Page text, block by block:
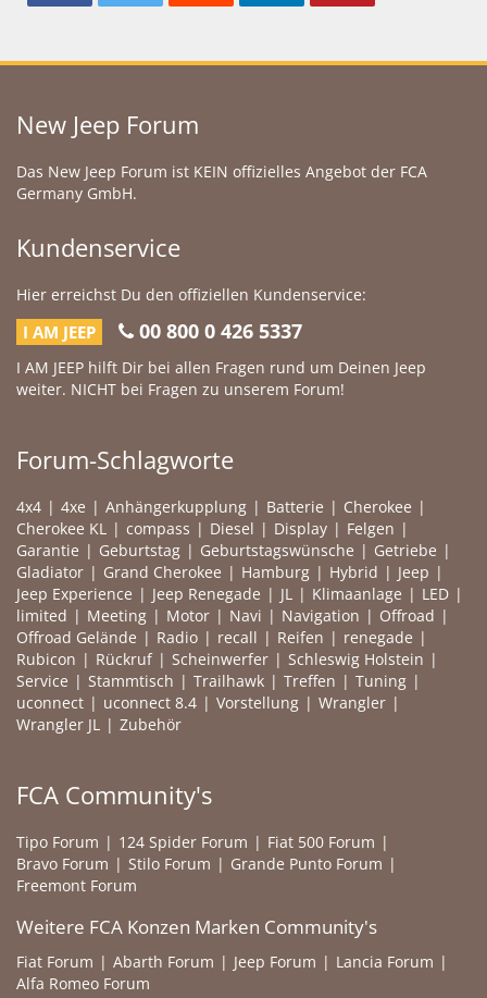
New Jeep Forum
Das New Jeep Forum ist KEIN offizielles Angebot der FCA
Germany GmbH.
Kundenservice
Hier erreichst Du den offiziellen Kundenservice:
I AM JEEP 00 800 0 426 5337
I AM JEEP hilft Dir bei allen Fragen rund um Deinen Jeep
weiter. NICHT bei Fragen zu unserem Forum!
Forum-Schlagworte
4x4 4xe Anhängerkupplung Batterie
Cherokee
Cherokee KL
compass Diesel Display
Felgen
Garantie
Geburtstag Geburtstagswünsche
Getriebe
Gladiator
Grand Cherokee Hamburg Hybrid
Jeep
Jeep Experience
Jeep Renegade JL Klimaanlage
LED
limited
Meeting Motor Navi Navigation
Offroad
Offroad Gelände
Radio recall Reifen
renegade
Rubicon
Rückruf Scheinwerfer
Schleswig Holstein
Service
Stammtisch Trailhawk Treffen
Tuning
uconnect
uconnect 8.4 Vorstellung
Wrangler
Wrangler JL
Zubehör
FCA Community's
Tipo Forum 124 Spider Forum
Fiat 500 Forum
Bravo Forum
Stilo Forum
Grande Punto Forum
Freemont Forum
Weitere FCA Konzen Marken Community's
Fiat Forum Abarth Forum Jeep Forum
Lancia Forum
Alfa Romeo Forum